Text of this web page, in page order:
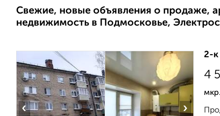
Свежие, новые объявления о продаже,
недвижимость в Подмосковье,
‹ ›
2-к
4